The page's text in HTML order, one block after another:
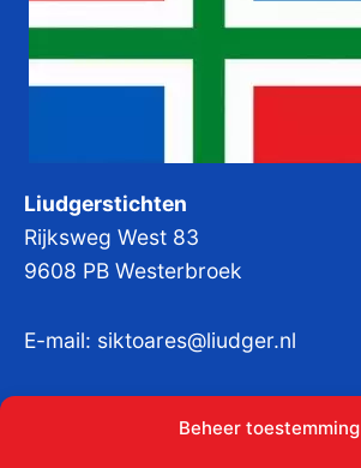
Beheer toestemming
Liudgerstichten
Rijksweg West 83
9608 PB Westerbroek
E-mail: siktoares@liudger.nl